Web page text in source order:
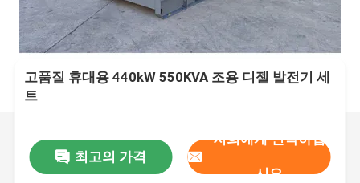
고품질 휴대용 440kW 550KVA 조용 디젤 발전기 세
트
최고의 가격
저희에게 연락하십
시오